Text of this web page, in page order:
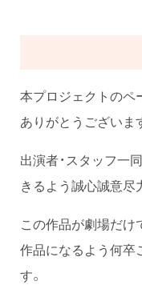
本プロジェクトのペ
ありがとうございま
出演者・スタッフ一
きるよう誠心誠意尽
この作品が劇場だけ
作品になるよう何卒
す。